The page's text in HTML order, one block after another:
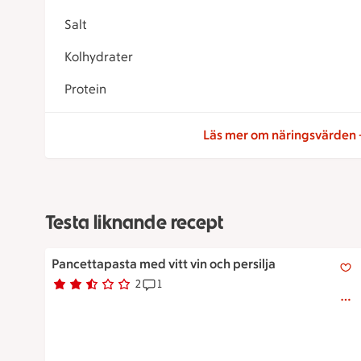
Salt
Kolhydrater
Protein
Läs mer om näringsvärden
Testa liknande recept
Pancettapasta med vitt vin och persilja
Betyg 2.5 av 5. 2
2 personer har röstatReceptet har 1 kommentarer
1
Pancettapasta med vitt vin och persilja